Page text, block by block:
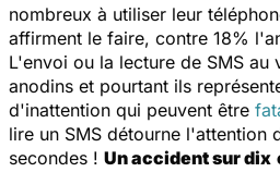
nombreux à utiliser leur
affirment le faire, contre 18%
L'envoi ou la lecture de SMS au
anodins et pourtant ils
d'inattention qui peuvent être
lire un SMS détourne l'attention
secondes ! Un accident sur dix